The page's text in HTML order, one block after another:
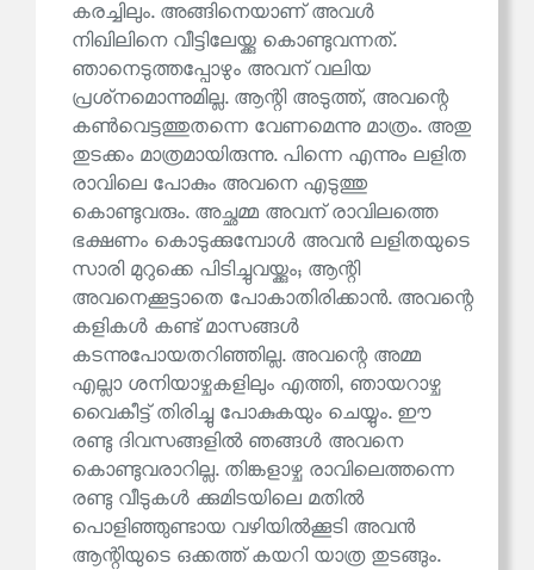
കരച്ചിലും. അങ്ങിനെയാണ് അവൾ
നിഖിലിനെ വീട്ടിലേയ്ക്കു കൊണ്ടുവന്നത്.
ഞാനെടുത്തപ്പോഴും അവന് വലിയ
പ്രശ്‌നമൊന്നുമില്ല. ആന്റി അടുത്ത്, അവന്റെ
കൺവെട്ടത്തുതന്നെ വേണമെന്നു മാത്രം. അതു
തുടക്കം മാത്രമായിരുന്നു. പിന്നെ എന്നും ലളിത
രാവിലെ പോകും അവനെ എടുത്തു
കൊണ്ടുവരും. അച്ഛമ്മ അവന് രാവിലത്തെ
ഭക്ഷണം കൊടുക്കുമ്പോൾ അവൻ ലളിതയുടെ
സാരി മുറുക്കെ പിടിച്ചുവയ്ക്കും; ആന്റി
അവനെക്കൂട്ടാതെ പോകാതിരിക്കാൻ. അവന്റെ
കളികൾ കണ്ട് മാസങ്ങൾ
കടന്നുപോയതറിഞ്ഞില്ല. അവന്റെ അമ്മ
എല്ലാ ശനിയാഴ്ചകളിലും എത്തി, ഞായറാഴ്ച
വൈകീട്ട് തിരിച്ചു പോകുകയും ചെയ്യും. ഈ
രണ്ടു ദിവസങ്ങളിൽ ഞങ്ങൾ അവനെ
കൊണ്ടുവരാറില്ല. തിങ്കളാഴ്ച രാവിലെത്തന്നെ
രണ്ടു വീടുകൾ ക്കുമിടയിലെ മതിൽ
പൊളിഞ്ഞുണ്ടായ വഴിയിൽക്കൂടി അവൻ
ആന്റിയുടെ ഒക്കത്ത് കയറി യാത്ര തുടങ്ങും.